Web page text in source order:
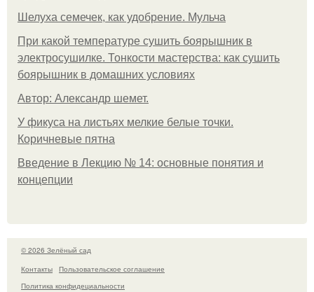
Шелуха семечек, как удобрение. Мульча
При какой температуре сушить боярышник в
электросушилке. Тонкости мастерства: как сушить
боярышник в домашних условиях
Автор: Александр шемет.
У фикуса на листьях мелкие белые точки.
Коричневые пятна
Введение в Лекцию № 14: основные понятия и
концепции
© 2026 Зелёный сад
Контакты
Пользовательское соглашение
Политика конфидециальности